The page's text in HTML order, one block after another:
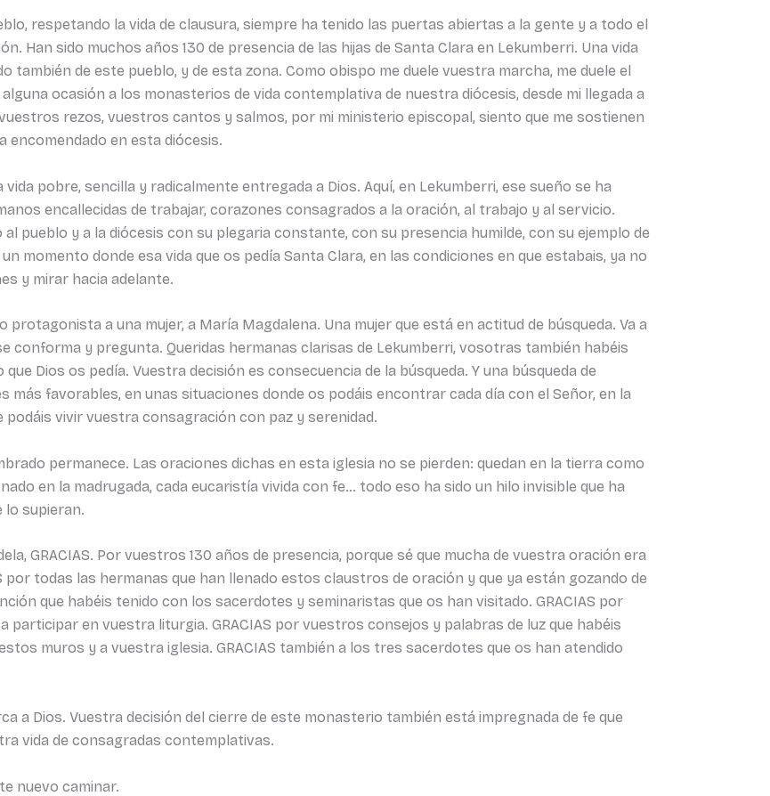
respetando la vida de clausura, siempre ha tenido las puertas abiertas a la gente y a todo el
Han sido muchos años 130 de presencia de las hijas de Santa Clara en Lekumberri. Una vida
también de este pueblo, y de esta zona. Como obispo me duele vuestra marcha, me duele el
ocasión a los monasterios de vida contemplativa de nuestra diócesis, desde mi llegada a
rezos, vuestros cantos y salmos, por mi ministerio episcopal, siento que me sostienen
encomendado en esta diócesis.
pobre, sencilla y radicalmente entregada a Dios. Aquí, en Lekumberri, ese sueño se ha
encallecidas de trabajar, corazones consagrados a la oración, al trabajo y al servicio.
pueblo y a la diócesis con su plegaria constante, con su presencia humilde, con su ejemplo de
momento donde esa vida que os pedía Santa Clara, en las condiciones en que estabais, ya no
y mirar hacia adelante.
a una mujer, a María Magdalena. Una mujer que está en actitud de búsqueda. Va a
conforma y pregunta. Queridas hermanas clarisas de Lekumberri, vosotras también habéis
Dios os pedía. Vuestra decisión es consecuencia de la búsqueda. Y una búsqueda de
favorables, en unas situaciones donde os podáis encontrar cada día con el Señor, en la
vivir vuestra consagración con paz y serenidad.
permanece. Las oraciones dichas en esta iglesia no se pierden: quedan en la tierra como
en la madrugada, cada eucaristía vivida con fe… todo eso ha sido un hilo invisible que ha
lo supieran.
GRACIAS. Por vuestros 130 años de presencia, porque sé que mucha de vuestra oración era
por todas las hermanas que han llenado estos claustros de oración y que ya están gozando de
que habéis tenido con los sacerdotes y seminaristas que os han visitado. GRACIAS por
en vuestra liturgia. GRACIAS por vuestros consejos y palabras de luz que habéis
muros y a vuestra iglesia. GRACIAS también a los tres sacerdotes que os han atendido
a Dios. Vuestra decisión del cierre de este monasterio también está impregnada de fe que
vida de consagradas contemplativas.
nuevo caminar.